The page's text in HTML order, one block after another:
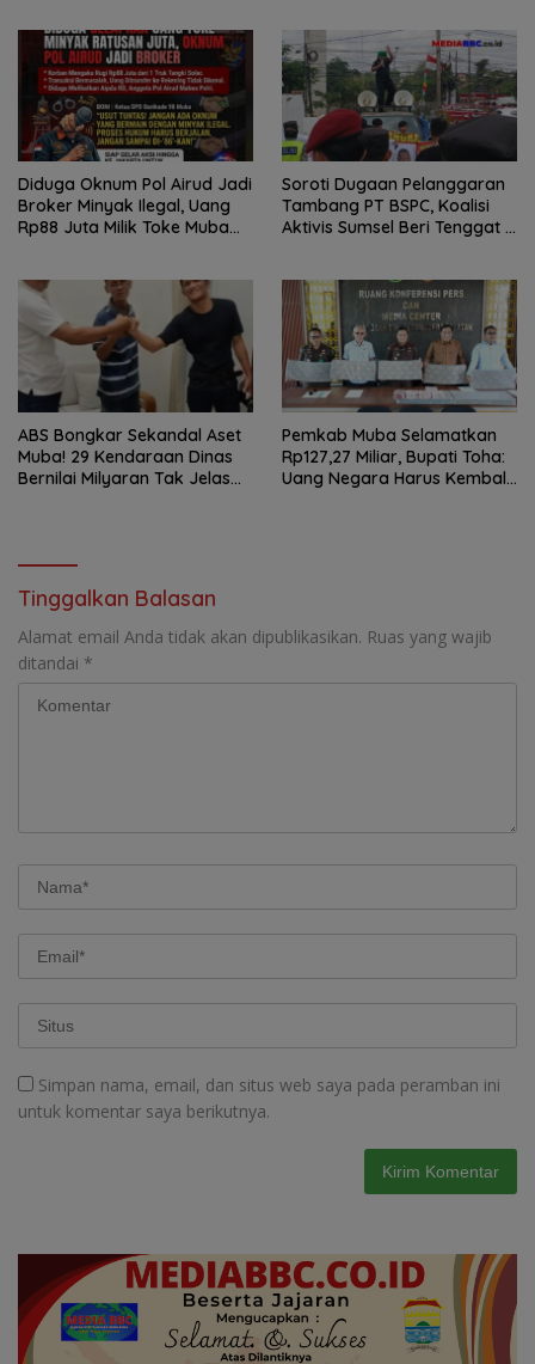
Diduga Oknum Pol Airud Jadi
Broker Minyak Ilegal, Uang
Rp88 Juta Milik Toke Muba
Soroti Dugaan Pelanggaran
Tambang PT BSPC, Koalisi
Aktivis Sumsel Beri Tenggat 1
ABS Bongkar Sekandal Aset
Muba! 29 Kendaraan Dinas
Bernilai Milyaran Tak Jelas
Pemkab Muba Selamatkan
Rp127,27 Miliar, Bupati Toha:
Uang Negara Harus Kembali
Tinggalkan Balasan
Alamat email Anda tidak akan dipublikasikan. Ruas yang wajib
ditandai *
Simpan nama, email, dan situs web saya pada peramban ini
untuk komentar saya berikutnya.